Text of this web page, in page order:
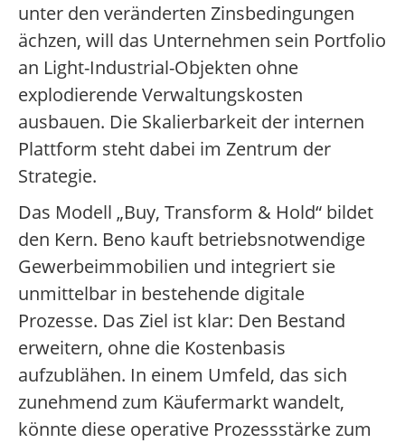
unter den veränderten Zinsbedingungen
ächzen, will das Unternehmen sein Portfolio
an Light-Industrial-Objekten ohne
explodierende Verwaltungskosten
ausbauen. Die Skalierbarkeit der internen
Plattform steht dabei im Zentrum der
Strategie.
Das Modell „Buy, Transform & Hold“ bildet
den Kern. Beno kauft betriebsnotwendige
Gewerbeimmobilien und integriert sie
unmittelbar in bestehende digitale
Prozesse. Das Ziel ist klar: Den Bestand
erweitern, ohne die Kostenbasis
aufzublähen. In einem Umfeld, das sich
zunehmend zum Käufermarkt wandelt,
könnte diese operative Prozessstärke zum